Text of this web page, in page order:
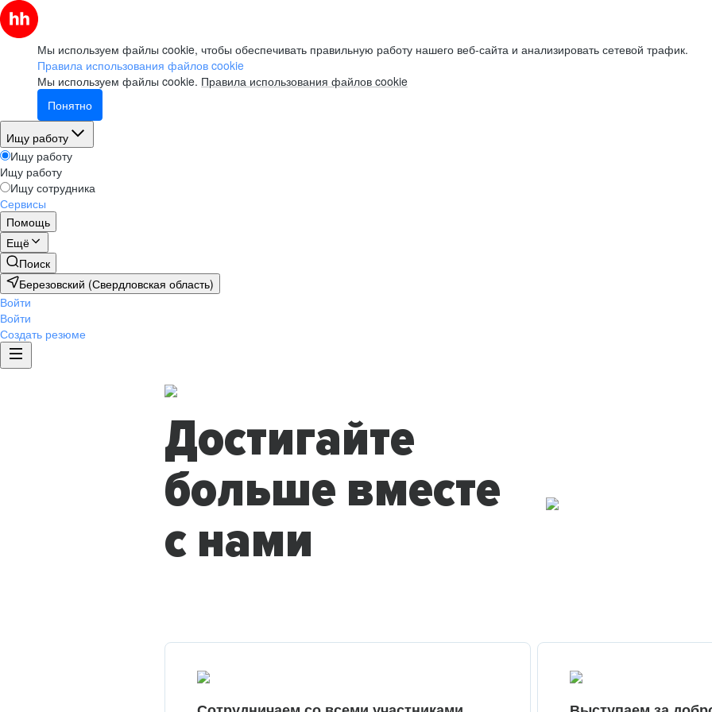
Мы используем файлы cookie, чтобы обеспечивать правильную работу нашего веб-сайта и анализировать сетевой трафик.
Правила использования файлов cookie
Мы используем файлы cookie. Правила использования файлов cookie
Понятно
Ищу работу
Ищу работу
Ищу работу
Ищу сотрудника
Сервисы
Помощь
Ещё
Поиск
Березовский (Свердловская область)
Войти
Войти
Создать резюме
Достигайте
больше вместе
с нами